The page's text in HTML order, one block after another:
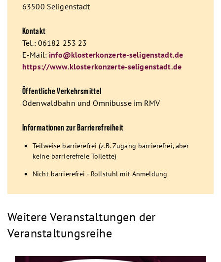
63500 Seligenstadt
Kontakt
Tel.: 06182 253 23
E-Mail: info@klosterkonzerte-seligenstadt.de
https://www.klosterkonzerte-seligenstadt.de
Öffentliche Verkehrsmittel
Odenwaldbahn und Omnibusse im RMV
Informationen zur Barrierefreiheit
Teilweise barrierefrei (z.B. Zugang barrierefrei, aber
keine barrierefreie Toilette)
Nicht barrierefrei - Rollstuhl mit Anmeldung
Weitere Veranstaltungen der
Veranstaltungsreihe